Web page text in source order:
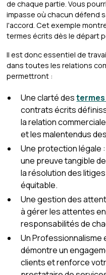
de chaque partie. Vous
impasse où chacun défend
l'accord. Cet exemple
termes écrits dès le départ
Il est donc essentiel de
dans toutes les relations
permettront :
Une clarté des
contrats écrits
la relation
et les malentendus
Une protection légale
une preuve tangible
la résolution des
équitable.
Une gestion des
à gérer les attentes
responsabilités de
Un Professionnalisme
démontre un
clients et renforce